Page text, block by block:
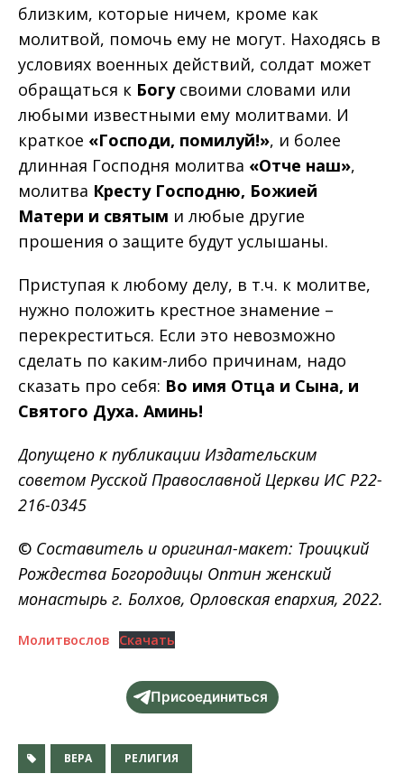
близким, которые ничем, кроме как
молитвой, помочь ему не могут. Находясь в
условиях военных действий, солдат может
обращаться к Богусвоими словами или
любыми известными ему молитвами. И
краткое «Господи, помилуй!», и более
длинная Господня молитва «Отче наш»,
молитва Кресту Господню, Божией
Матери и святым и любые другие
прошения о защите будут услышаны.
Приступая к любому делу, в т.ч. к молитве,
нужно положить крестное знамение –
перекреститься. Если это невозможно
сделать по каким-либо причинам, надо
сказать про себя: Во имя Отца и Сына, и
Святого Духа. Аминь!
Допущено к публикации Издательским
советом Русской Православной Церкви ИС Р22-
216-0345
© Составитель и оригинал-макет: Троицкий
Рождества Богородицы Оптин женский
монастырь г. Болхов, Орловская епархия, 2022.
Молитвослов Скачать
Присоединиться
ВЕРА РЕЛИГИЯ